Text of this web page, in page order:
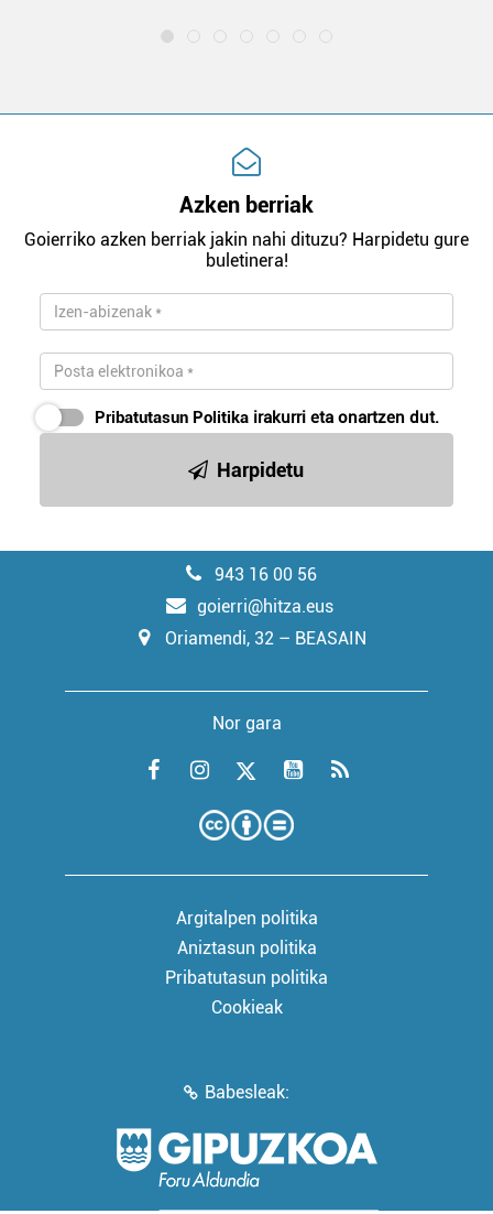
Azken berriak
Goierriko azken berriak jakin nahi dituzu? Harpidetu gure
buletinera!
Pribatutasun Politika irakurri eta onartzen dut.
Harpidetu
943 16 00 56
goierri@hitza.eus
Oriamendi, 32 – BEASAIN
Nor gara
Argitalpen politika
Aniztasun politika
Pribatutasun politika
Cookieak
Babesleak: